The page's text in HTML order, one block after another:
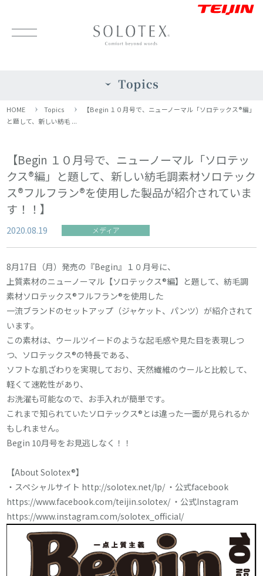
HOME Topics
【Begin １０月号で、ニューノーマル「ソロテックス®編」
と題して、新しい紡毛 ...
【Begin １０月号で、ニューノーマル「ソロテッ
クス®編」と題して、新しい紡毛調素材ソロテック
ス®フルフラン®を使用した製品が紹介されていま
す！！】
2020.08.19 メディア
8月17日（月）発売の『Begin』１０月号に、
上質素材のニューノーマル【ソロテックス®編】と題して、紡毛調
素材ソロテックス®フルフラン®を使用した
一流ブランドのセットアップ（ジャケット、パンツ）が紹介されて
います。
この素材は、ウールツイードのような起毛感や見た目を表現しつ
つ、ソロテックス®の特長である、
ソフトな肌ざわりを実現しており、天然繊維のウールと比較して、
軽くて速乾性があり、
お洗濯も可能なので、お手入れが簡単です。
これまで知られていたソロテックス®とは違った一面が見られるか
もしれません。
Begin 10月号をお見逃しなく！！
【About Solotex®】
・スペシャルサイト http://solotex.net/lp/ ・公式facebook
https://www.facebook.com/teijin.solotex/ ・公式Instagram
https://www.instagram.com/solotex_official/